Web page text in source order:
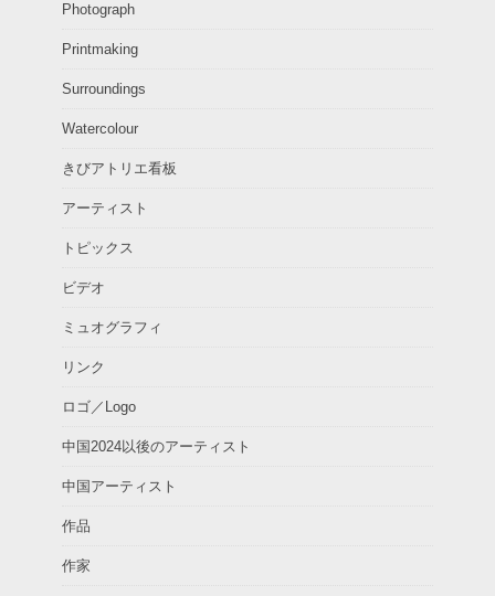
Photograph
Printmaking
Surroundings
Watercolour
きびアトリエ看板
アーティスト
トピックス
ビデオ
ミュオグラフィ
リンク
ロゴ／Logo
中国2024以後のアーティスト
中国アーティスト
作品
作家